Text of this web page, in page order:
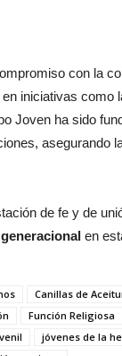
con la
en iniciativas como
Joven ha sido
asegurando
de fe y de
en
Canillas de
Función Religiosa
jóvenes de la